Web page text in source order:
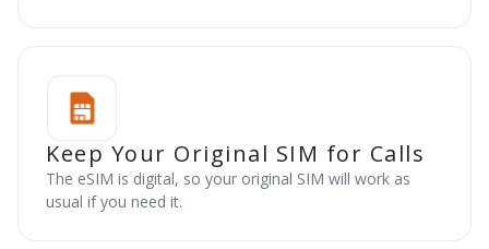
Keep Your Original SIM for Calls
The eSIM is digital, so your original SIM will work as
usual if you need it.